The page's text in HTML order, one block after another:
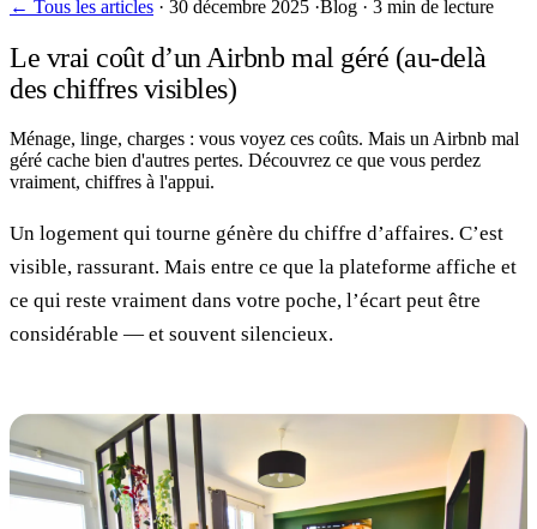
← Tous les articles · 30 décembre 2025 ·Blog · 3 min de lecture
Le vrai coût d’un Airbnb mal géré (au-delà
des chiffres visibles)
Ménage, linge, charges : vous voyez ces coûts. Mais un Airbnb mal
géré cache bien d'autres pertes. Découvrez ce que vous perdez
vraiment, chiffres à l'appui.
Un logement qui tourne génère du chiffre d’affaires. C’est
visible, rassurant. Mais entre ce que la plateforme affiche et
ce qui reste vraiment dans votre poche, l’écart peut être
considérable — et souvent silencieux.